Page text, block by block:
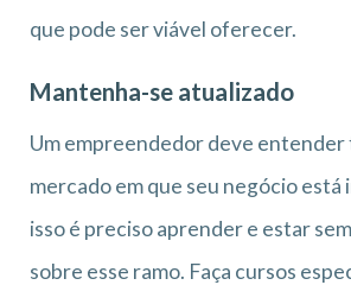
que pode ser viável oferecer.
Mantenha-se atualizado
Um empreendedor deve entender
mercado em que seu negócio está
isso é preciso aprender e estar
sobre esse ramo. Faça cursos